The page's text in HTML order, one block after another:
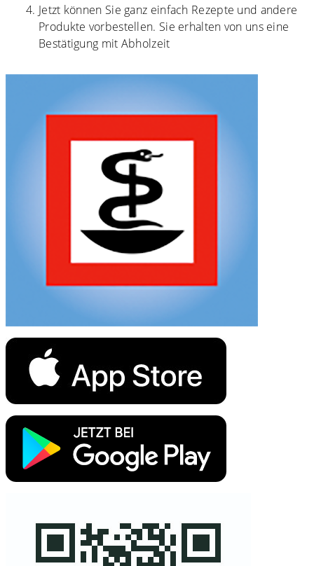
Jetzt können Sie ganz einfach Rezepte und andere
Produkte vorbestellen. Sie erhalten von uns eine
Bestätigung mit Abholzeit